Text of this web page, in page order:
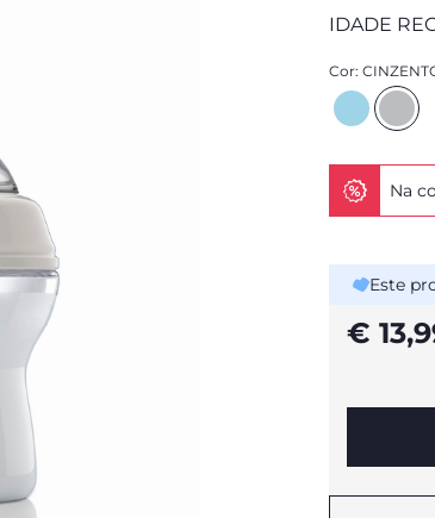
IDADE
Cor:
Na
Este
€